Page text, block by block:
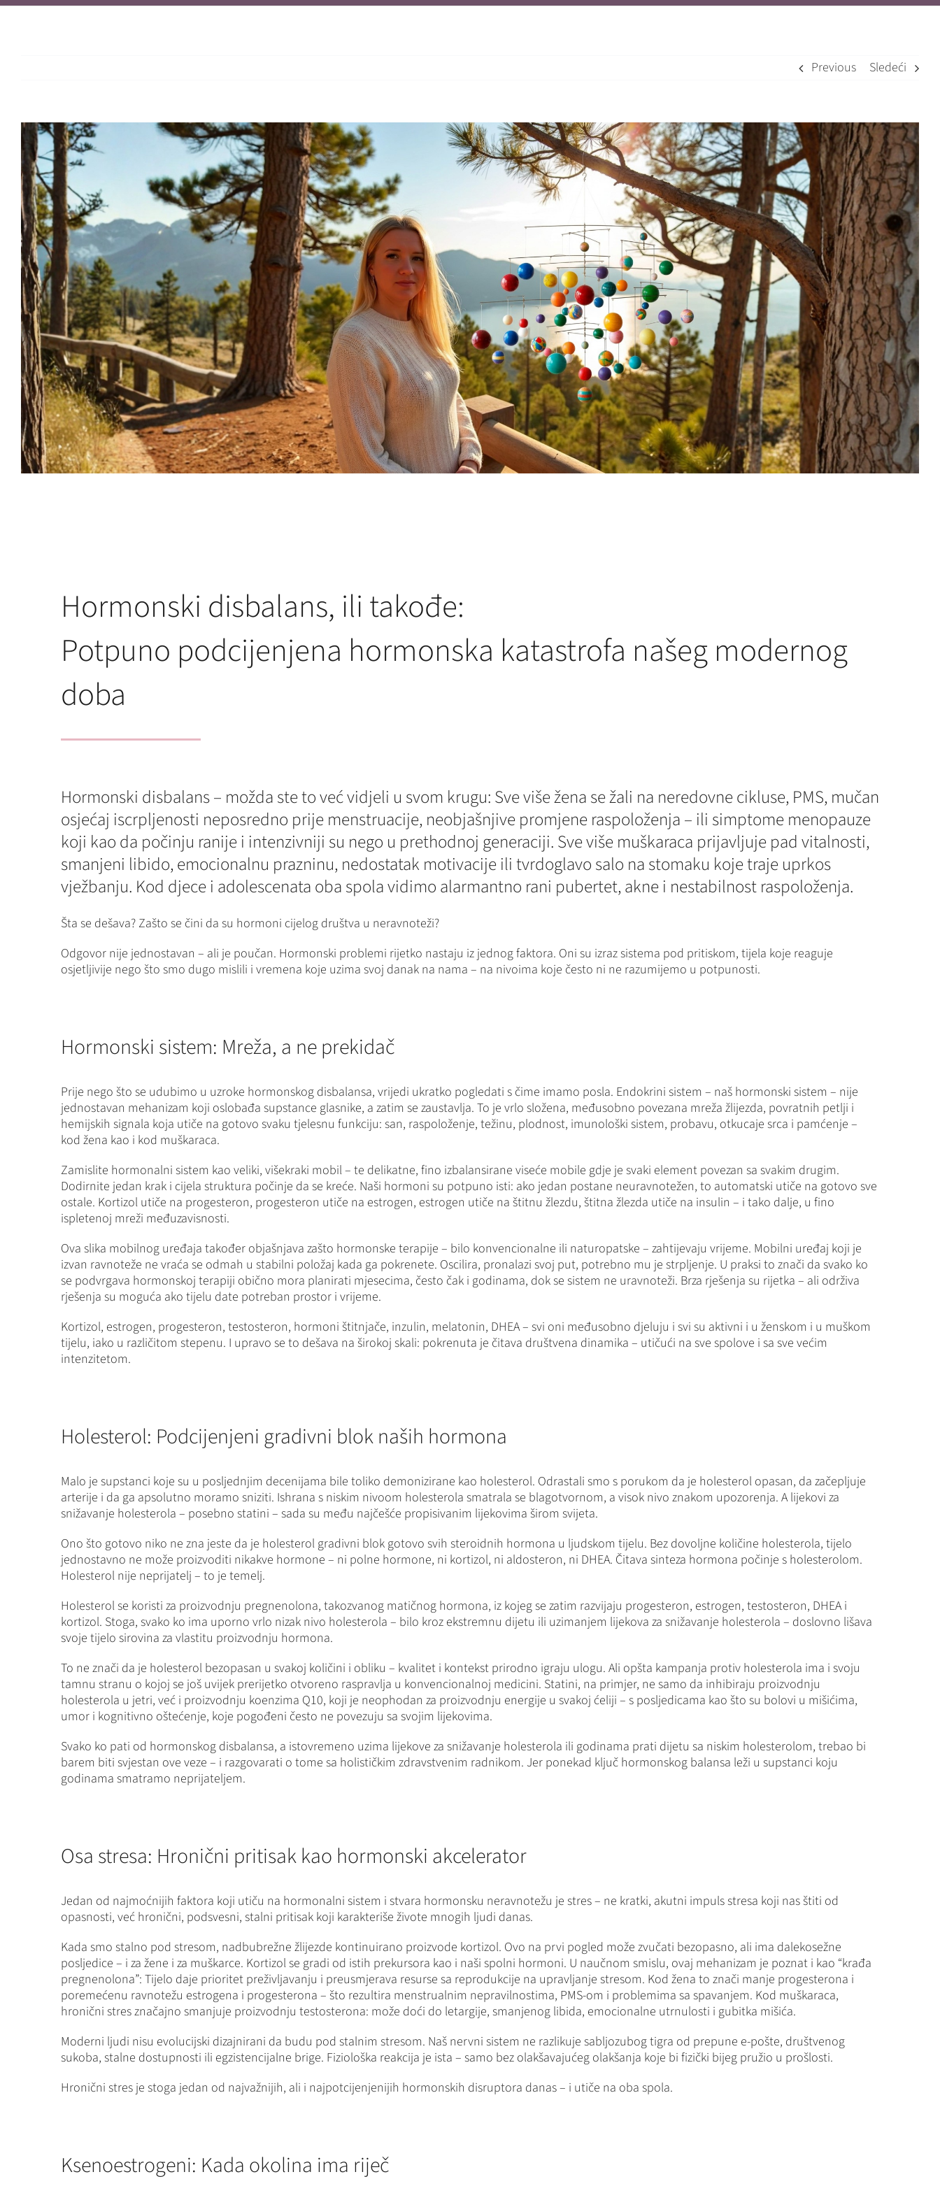
Previous Sledeći
View
Larger
Image
Hormonski disbalans, ili takođe:
Potpuno podcijenjena hormonska katastrofa našeg modernog
doba
Hormonski disbalans – možda ste to već vidjeli u svom krugu: Sve više žena se žali na neredovne cikluse, PMS, mučan
osjećaj iscrpljenosti neposredno prije menstruacije, neobjašnjive promjene raspoloženja – ili simptome menopauze
koji kao da počinju ranije i intenzivniji su nego u prethodnoj generaciji. Sve više muškaraca prijavljuje pad vitalnosti,
smanjeni libido, emocionalnu prazninu, nedostatak motivacije ili tvrdoglavo salo na stomaku koje traje uprkos
vježbanju. Kod djece i adolescenata oba spola vidimo alarmantno rani pubertet, akne i nestabilnost raspoloženja.
Šta se dešava? Zašto se čini da su hormoni cijelog društva u neravnoteži?
Odgovor nije jednostavan – ali je poučan. Hormonski problemi rijetko nastaju iz jednog faktora. Oni su izraz sistema pod pritiskom, tijela koje reaguje
osjetljivije nego što smo dugo mislili i vremena koje uzima svoj danak na nama – na nivoima koje često ni ne razumijemo u potpunosti.
Hormonski sistem: Mreža, a ne prekidač
Prije nego što se udubimo u uzroke hormonskog disbalansa, vrijedi ukratko pogledati s čime imamo posla. Endokrini sistem – naš hormonski sistem – nije
jednostavan mehanizam koji oslobađa supstance glasnike, a zatim se zaustavlja. To je vrlo složena, međusobno povezana mreža žlijezda, povratnih petlji i
hemijskih signala koja utiče na gotovo svaku tjelesnu funkciju: san, raspoloženje, težinu, plodnost, imunološki sistem, probavu, otkucaje srca i pamćenje –
kod žena kao i kod muškaraca.
Zamislite hormonalni sistem kao veliki, višekraki mobil – te delikatne, fino izbalansirane viseće mobile gdje je svaki element povezan sa svakim drugim.
Dodirnite jedan krak i cijela struktura počinje da se kreće. Naši hormoni su potpuno isti: ako jedan postane neuravnotežen, to automatski utiče na gotovo sve
ostale. Kortizol utiče na progesteron, progesteron utiče na estrogen, estrogen utiče na štitnu žlezdu, štitna žlezda utiče na insulin – i tako dalje, u fino
ispletenoj mreži međuzavisnosti.
Ova slika mobilnog uređaja također objašnjava zašto hormonske terapije – bilo konvencionalne ili naturopatske – zahtijevaju vrijeme. Mobilni uređaj koji je
izvan ravnoteže ne vraća se odmah u stabilni položaj kada ga pokrenete. Oscilira, pronalazi svoj put, potrebno mu je strpljenje. U praksi to znači da svako ko
se podvrgava hormonskoj terapiji obično mora planirati mjesecima, često čak i godinama, dok se sistem ne uravnoteži. Brza rješenja su rijetka – ali održiva
rješenja su moguća ako tijelu date potreban prostor i vrijeme.
Kortizol, estrogen, progesteron, testosteron, hormoni štitnjače, inzulin, melatonin, DHEA – svi oni međusobno djeluju i svi su aktivni i u ženskom i u muškom
tijelu, iako u različitom stepenu. I upravo se to dešava na širokoj skali: pokrenuta je čitava društvena dinamika – utičući na sve spolove i sa sve većim
intenzitetom.
Holesterol: Podcijenjeni gradivni blok naših hormona
Malo je supstanci koje su u posljednjim decenijama bile toliko demonizirane kao holesterol. Odrastali smo s porukom da je holesterol opasan, da začepljuje
arterije i da ga apsolutno moramo sniziti. Ishrana s niskim nivoom holesterola smatrala se blagotvornom, a visok nivo znakom upozorenja. A lijekovi za
snižavanje holesterola – posebno statini – sada su među najčešće propisivanim lijekovima širom svijeta.
Ono što gotovo niko ne zna jeste da je holesterol gradivni blok gotovo svih steroidnih hormona u ljudskom tijelu. Bez dovoljne količine holesterola, tijelo
jednostavno ne može proizvoditi nikakve hormone – ni polne hormone, ni kortizol, ni aldosteron, ni DHEA. Čitava sinteza hormona počinje s holesterolom.
Holesterol nije neprijatelj – to je temelj.
Holesterol se koristi za proizvodnju pregnenolona, ​​takozvanog matičnog hormona, iz kojeg se zatim razvijaju progesteron, estrogen, testosteron, DHEA i
kortizol. Stoga, svako ko ima uporno vrlo nizak nivo holesterola – bilo kroz ekstremnu dijetu ili uzimanjem lijekova za snižavanje holesterola – doslovno lišava
svoje tijelo sirovina za vlastitu proizvodnju hormona.
To ne znači da je holesterol bezopasan u svakoj količini i obliku – kvalitet i kontekst prirodno igraju ulogu. Ali opšta kampanja protiv holesterola ima i svoju
tamnu stranu o kojoj se još uvijek prerijetko otvoreno raspravlja u konvencionalnoj medicini. Statini, na primjer, ne samo da inhibiraju proizvodnju
holesterola u jetri, već i proizvodnju koenzima Q10, koji je neophodan za proizvodnju energije u svakoj ćeliji – s posljedicama kao što su bolovi u mišićima,
umor i kognitivno oštećenje, koje pogođeni često ne povezuju sa svojim lijekovima.
Svako ko pati od hormonskog disbalansa, a istovremeno uzima lijekove za snižavanje holesterola ili godinama prati dijetu sa niskim holesterolom, trebao bi
barem biti svjestan ove veze – i razgovarati o tome sa holističkim zdravstvenim radnikom. Jer ponekad ključ hormonskog balansa leži u supstanci koju
godinama smatramo neprijateljem.
Osa stresa: Hronični pritisak kao hormonski akcelerator
Jedan od najmoćnijih faktora koji utiču na hormonalni sistem i stvara hormonsku neravnotežu je stres – ne kratki, akutni impuls stresa koji nas štiti od
opasnosti, već hronični, podsvesni, stalni pritisak koji karakteriše živote mnogih ljudi danas.
Kada smo stalno pod stresom, nadbubrežne žlijezde kontinuirano proizvode kortizol. Ovo na prvi pogled može zvučati bezopasno, ali ima dalekosežne
posljedice – i za žene i za muškarce. Kortizol se gradi od istih prekursora kao i naši spolni hormoni. U naučnom smislu, ovaj mehanizam je poznat i kao “krađa
pregnenolona”: Tijelo daje prioritet preživljavanju i preusmjerava resurse sa reprodukcije na upravljanje stresom. Kod žena to znači manje progesterona i
poremećenu ravnotežu estrogena i progesterona – što rezultira menstrualnim nepravilnostima, PMS-om i problemima sa spavanjem. Kod muškaraca,
hronični stres značajno smanjuje proizvodnju testosterona: može doći do letargije, smanjenog libida, emocionalne utrnulosti i gubitka mišića.
Moderni ljudi nisu evolucijski dizajnirani da budu pod stalnim stresom. Naš nervni sistem ne razlikuje sabljozubog tigra od prepune e-pošte, društvenog
sukoba, stalne dostupnosti ili egzistencijalne brige. Fiziološka reakcija je ista – samo bez olakšavajućeg olakšanja koje bi fizički bijeg pružio u prošlosti.
Hronični stres je stoga jedan od najvažnijih, ali i najpotcijenjenijih hormonskih disruptora danas – i utiče na oba spola.
Ksenoestrogeni: Kada okolina ima riječ